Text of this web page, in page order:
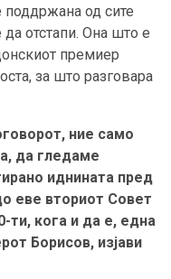
поддржана од сите
отстапи. Она што е
премиер
за што разговара
ние само
да гледаме
иднината пред
еве вториот Совет
ти, кога и да е, една
Борисов, изјави